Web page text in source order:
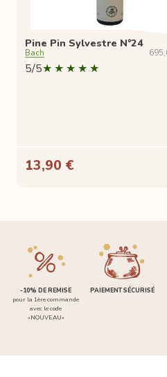
Pine Pin Sylvestre N°24
Bach
5/5
13,90 €
-10% DE REMISE
pour la 1ère commande
avec le code
«NOUVEAU»
PAIEMENT SÉCURISÉ